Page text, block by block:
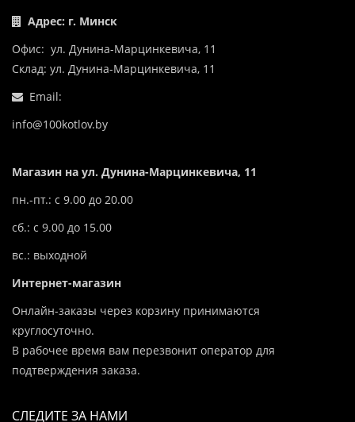
Адрес: г. Минск
Офис: ул. Дунина-Марцинкевича, 11
Склад: ул. Дунина-Марцинкевича, 11
Email:
info@100kotlov.by
Магазин на ул. Дунина-Марцинкевича, 11
пн.-пт.: с 9.00 до 20.00
сб.: с 9.00 до 15.00
вс.: выходной
Интернет-магазин
Онлайн-заказы через корзину принимаются
круглосуточно.
В рабочее время вам перезвонит оператор для
подтверждения заказа.
СЛЕДИТЕ ЗА НАМИ